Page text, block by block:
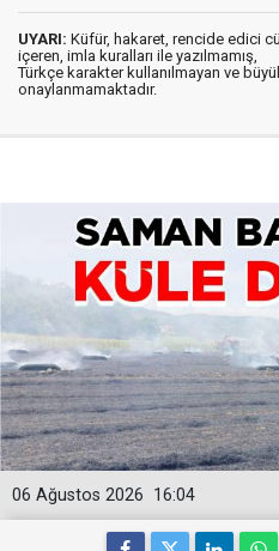
UYARI: Küfür, hakaret, rencide edici
içeren, imla kuralları ile yazılmamış,
Türkçe karakter kullanılmayan ve
onaylanmamaktadır.
16:04
06 Ağustos 2026